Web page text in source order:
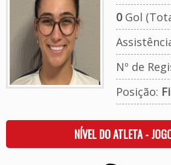
0Gol
Nº de
Posição:
NÍVEL DO ATLETA -